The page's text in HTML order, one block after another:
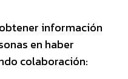
información
en haber
colaboración: